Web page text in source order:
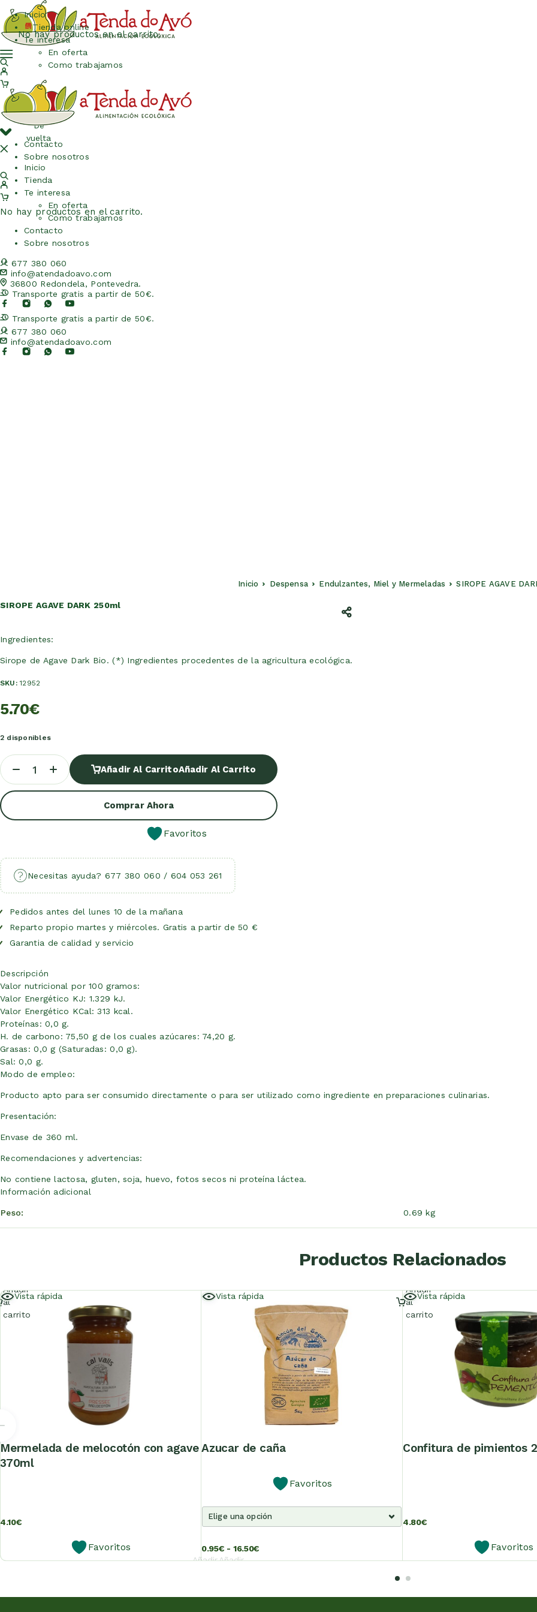
No hay productos en el carrito.
De
vuelta
Inicio
Tienda
Te interesa
En oferta
Como trabajamos
Contacto
Sobre nosotros
677 380 060
info@atendadoavo.com
36800 Redondela, Pontevedra.
Transporte gratis a partir de 50€.
Transporte gratis a partir de 50€.
677 380 060
info@atendadoavo.com
Inicio
Tienda online
Te interesa
En oferta
Como trabajamos
Contacto
Sobre nosotros
No hay productos en el carrito.
Inicio Despensa Endulzantes, Miel y Mermeladas SIROPE AGAVE
SIROPE AGAVE DARK 250ml
Ingredientes:
Sirope de Agave Dark Bio. (*) Ingredientes procedentes de la agricultura ecológica.
SKU:12952
5.70€
2 disponibles
Añadir Al CarritoAñadir Al Carrito
Comprar Ahora
Favoritos
Necesitas ayuda? 677 380 060 / 604 053 261
Pedidos antes del lunes 10 de la mañana
Reparto propio martes y miércoles. Gratis a partir de 50 €
Garantia de calidad y servicio
Descripción
Valor nutricional por 100 gramos:
Valor Energético KJ: 1.329 kJ.
Valor Energético KCal: 313 kcal.
Proteínas: 0,0 g.
H. de carbono: 75,50 g de los cuales azúcares: 74,20 g.
Grasas: 0,0 g (Saturadas: 0,0 g).
Sal: 0,0 g.
Modo de empleo:
Producto apto para ser consumido directamente o para ser utilizado como ingrediente en preparaciones culinarias.
Presentación:
Envase de 360 ml.
Recomendaciones y advertencias:
No contiene lactosa, gluten, soja, huevo, fotos secos ni proteína láctea.
Información adicional
Peso 0.69 kg
Productos Relacionados
Vista rápida
mermelada de melocotón con agave
370ml
4.10€
Favoritos
Añadir
al
carrito
Vista rápida
azucar de caña
Favoritos
0.95€ - 16.50€
AñadirAñadir
Vista rápida
confitura de pimientos
4.80€
Favoritos
Añadir
al
carrito